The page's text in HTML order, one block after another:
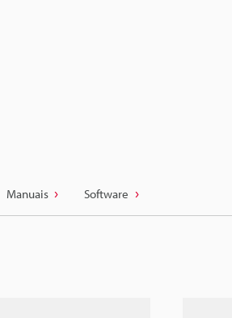
Manuais Software